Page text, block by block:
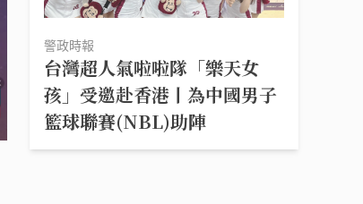
警政時報
台灣超人氣啦啦隊「樂天女
孩」受邀赴香港丨為中國男子
籃球聯賽(NBL)助陣